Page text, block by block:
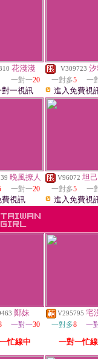
花淺淺
一對一20
對一視訊
V309723
一對多5 一
進入免費視
晚風撩人
一對一20
費視訊
V96072 坦
一對多5 一
進入免費視
鄭妹
一對一30
忙線中
V295795 宅
一對多8 一
一對一忙